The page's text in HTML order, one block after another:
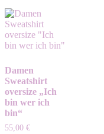
Damen
Sweatshirt
oversize „Ich
bin wer ich
bin“
55,00 €